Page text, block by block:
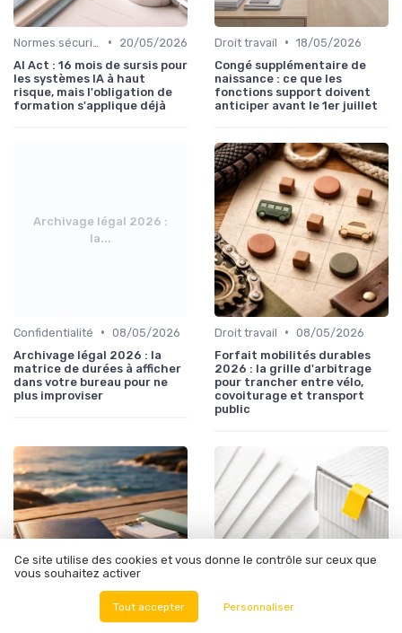
•
20/05/2026
AI Act : 16 mois de sursis pour
les systèmes IA à haut
risque, mais l'obligation de
formation s'applique déjà
Droit travail • 18/05/2026
Congé supplémentaire de
naissance : ce que les
fonctions support doivent
anticiper avant le 1er juillet
Archivage légal 2026 :
la...
Confidentialité • 08/05/2026
Archivage légal 2026 : la
matrice de durées à afficher
dans votre bureau pour ne
plus improviser
Droit travail • 08/05/2026
Forfait mobilités durables
2026 : la grille d'arbitrage
pour trancher entre vélo,
covoiturage et transport
public
Ce site utilise des cookies et vous donne le contrôle sur ceux que
vous souhaitez activer
Tout accepter Personnaliser